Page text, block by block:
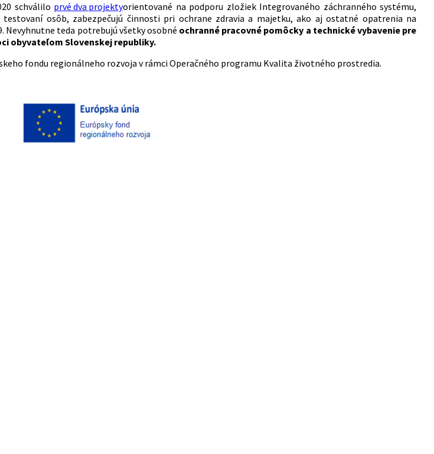
schválilo prvé dva projektyorientované na podporu zložiek Integrovaného záchranného systému,
osôb, zabezpečujú činnosti pri ochrane zdravia a majetku, ako aj ostatné opatrenia na
Nevyhnutne teda potrebujú všetky osobné ochranné pracovné pomôcky a technické vybavenie pre
obyvateľom Slovenskej republiky.
fondu regionálneho rozvoja v rámci Operačného programu Kvalita životného prostredia.